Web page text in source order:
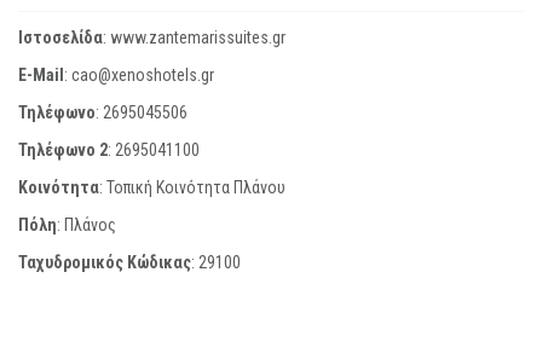
Ιστοσελίδα: www.zantemarissuites.gr
E-Mail: cao@xenoshotels.gr
Τηλέφωνο: 2695045506
Τηλέφωνο 2: 2695041100
Κοινότητα: Τοπική Κοινότητα Πλάνου
Πόλη: Πλάνος
Ταχυδρομικός Κώδικας: 29100